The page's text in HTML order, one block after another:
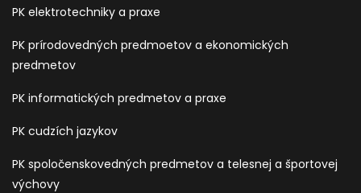
PK elektrotechniky a praxe
PK prírodovedných predmoetov a ekonomických
predmetov
PK informatických predmetov a praxe
PK cudzích jazykov
PK spoločenskovedných predmetov a telesnej a športovej
výchovy